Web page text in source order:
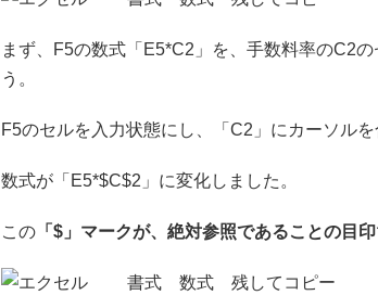
まず、F5の数式「E5*C2」を、手数料率のC2
う。
F5のセルを入力状態にし、「C2」にカーソル
数式が「E5*$C$2」に変化しました。
この 「$」マークが、絶対参照であることの目印